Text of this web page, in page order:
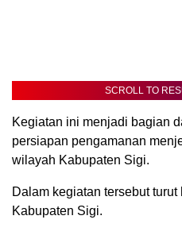
SCROLL TO
Kegiatan ini menjadi bagian
persiapan pengamanan
wilayah Kabupaten Sigi.
Dalam kegiatan tersebut
Kabupaten Sigi.